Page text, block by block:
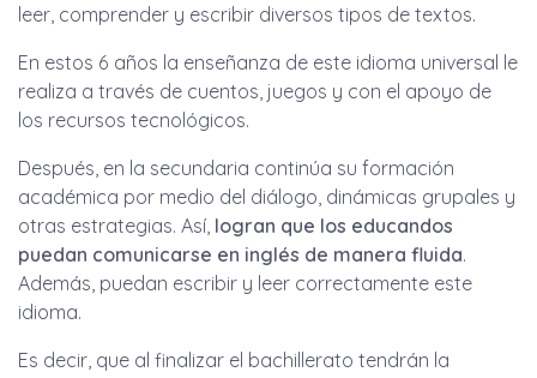
leer, comprender y escribir diversos tipos de textos.
En estos 6 años la enseñanza de este idioma universal le
realiza a través de cuentos, juegos y con el apoyo de
los recursos tecnológicos.
Después, en la secundaria continúa su formación
académica por medio del diálogo, dinámicas grupales y
otras estrategias. Así, logran que los educandos
puedan comunicarse en inglés de manera fluida.
Además, puedan escribir y leer correctamente este
idioma.
Es decir, que al finalizar el bachillerato tendrán la